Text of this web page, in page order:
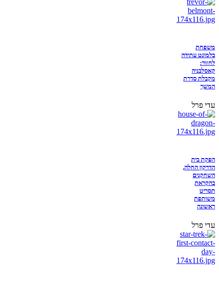
משפחת
בלמונט עתידה
לחזור:
קאסלבניה
מקבלת סדרת
המשך
עדי פרל
הפקת בית
הדרקון החלה,
השחקנים
בהקראת
תסריט
משותפת
ראשונה
עדי פרל